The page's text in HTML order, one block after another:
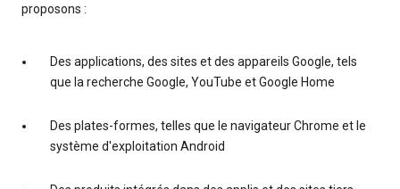
proposons :
Des applications, des sites et des appareils Google, tels
que la recherche Google, YouTube et Google Home
Des plates-formes, telles que le navigateur Chrome et le
système d'exploitation Android